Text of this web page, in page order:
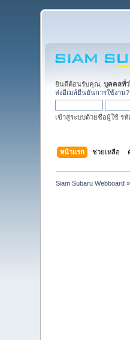
ยินดีต้อนรับคุณ,บุคคลทั่ว
ส่งอีเมล์ยืนยันการใช้งาน?
เข้าสู่ระบบด้วยชื่อผู้ใช้ ร
หน้าแรก ช่วยเหลือ
Siam Subaru Webboard »